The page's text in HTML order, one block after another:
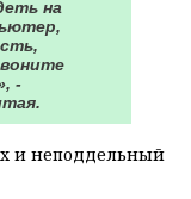
на
-
и неподдельный